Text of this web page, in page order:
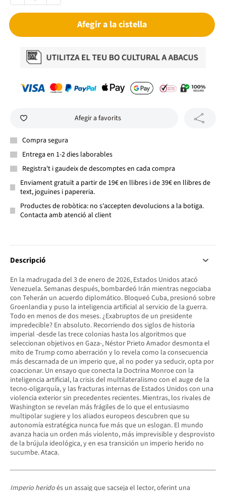
Afegir a la cistella
Afegir a favorits
Compra segura
Entrega en 1-2 dies laborables
Registra't i gaudeix de descomptes en cada compra
Enviament gratuït a partir de 19€ en llibres i de 39€ en llibres de
text, joguines i papereria.
Productes de robòtica: no s'accepten devolucions a la botiga.
Contacta amb atenció al client
Descripció
En la madrugada del 3 de enero de 2026, Estados Unidos atacó
Venezuela. Semanas después, bombardeó Irán mientras negociaba
con Teherán un acuerdo diplomático. Bloqueó Cuba, presionó sobre
Groenlandia y puso la inteligencia artificial al servicio de la guerra.
Todo en menos de dos meses. ¿Exabruptos de un presidente
impredecible? En absoluto. Recorriendo dos siglos de historia
imperial -desde las trece colonias hasta los algoritmos que
seleccionan objetivos en Gaza-, Néstor Prieto Amador desmonta el
mito de Trump como aberración y lo revela como la consecuencia
más descarnada de un imperio que, al no poder ya seducir, opta por
coaccionar. Un ensayo que conecta la Doctrina Monroe con la
inteligencia artificial, la crisis del multilateralismo con el auge de la
tecno-oligarquía, y las fracturas internas de Estados Unidos con una
violencia exterior sin precedentes recientes. Mientras, los rivales de
Washington se revelan más frágiles de lo que el entusiasmo
multipolar sugiere y los aliados europeos descubren que su
autonomía estratégica nunca fue más que un eslogan. El mundo
avanza hacia un orden más violento, más imprevisible y desprovisto
de la brújula ideológica, y en esa transición un imperio herido no
sucumbe. Ataca.
Imperio heridoés un assaig que sacseja el lector, oferint una